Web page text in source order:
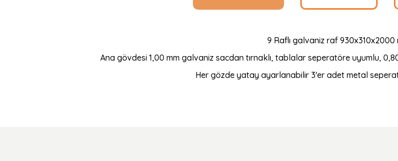
9 Raflı galvaniz raf 930x310x2000
Ana gövdesi 1,00 mm galvaniz sacdan tırnaklı, tablalar seperatöre uyumlu,
Her gözde yatay ayarlanabilir 3'er adet metal